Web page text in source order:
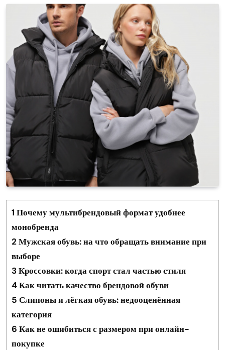
1 Почему мультибрендовый формат удобнее
монобренда
2Мужская обувь: на что обращать внимание при
выборе
3Кроссовки: когда спорт стал частью стиля
4Как читать качество брендовой обуви
5 Слипоны и лёгкая обувь: недооценённая
категория
6 Как не ошибиться с размером при онлайн-
покупке